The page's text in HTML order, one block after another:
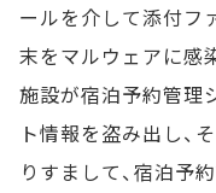
ールを介して添付フ
末をマルウェアに感
施設が宿泊予約管理
ト情報を盗み出し、
りすまして、宿泊予